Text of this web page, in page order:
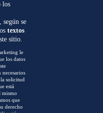
los
según se
textos
sitio.
le
los datos
solicitud
está
mismo
que
derecho